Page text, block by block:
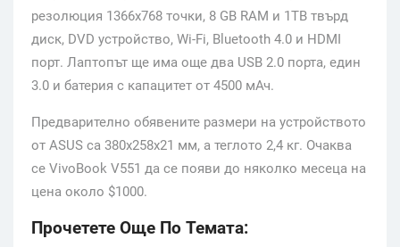
резолюция 1366х768 точки, 8 GB RAM и 1TB твърд
диск, DVD устройство, Wi-Fi, Bluetooth 4.0 и HDMI
порт. Лаптопът ще има още два USB 2.0 порта, един
3.0 и батерия с капацитет от 4500 мАч.
Предварително обявените размери на устройството
от ASUS са 380х258х21 мм, а теглото 2,4 кг. Очаква
се VivoBook V551 да се появи до няколко месеца на
цена около $1000.
Прочетете Още По Темата: